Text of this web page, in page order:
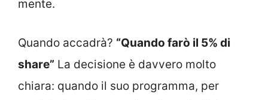
mente.
Quando accadrà? “Quando farò il 5% di
share” La decisione è davvero molto
chiara: quando il suo programma, per